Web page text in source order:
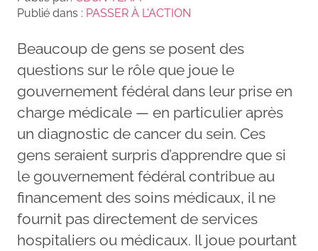
Publié dans : PASSER À L'ACTION
Beaucoup de gens se posent des
questions sur le rôle que joue le
gouvernement fédéral dans leur prise en
charge médicale — en particulier après
un diagnostic de cancer du sein. Ces
gens seraient surpris d’apprendre que si
le gouvernement fédéral contribue au
financement des soins médicaux, il ne
fournit pas directement de services
hospitaliers ou médicaux. Il joue pourtant